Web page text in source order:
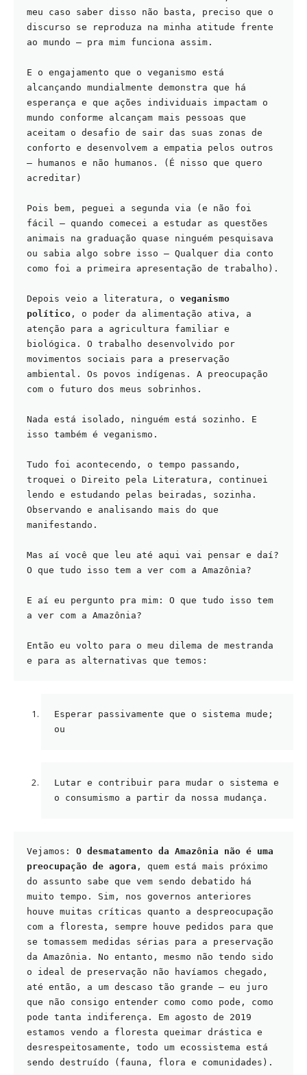
meu caso saber disso não basta, preciso que o
discurso se reproduza na minha atitude frente
ao mundo – pra mim funciona assim.
E o engajamento que o veganismo está
alcançando mundialmente demonstra que há
esperança e que ações individuais impactam o
mundo conforme alcançam mais pessoas que
aceitam o desafio de sair das suas zonas de
conforto e desenvolvem a empatia pelos outros
– humanos e não humanos. (É nisso que quero
acreditar)
Pois bem, peguei a segunda via (e não foi
fácil – quando comecei a estudar as questões
animais na graduação quase ninguém pesquisava
ou sabia algo sobre isso – Qualquer dia conto
como foi a primeira apresentação de trabalho).
Depois veio a literatura, o veganismo
político, o poder da alimentação ativa, a
atenção para a agricultura familiar e
biológica. O trabalho desenvolvido por
movimentos sociais para a preservação
ambiental. Os povos indígenas. A preocupação
com o futuro dos meus sobrinhos.
Nada está isolado, ninguém está sozinho. E
isso também é veganismo.
Tudo foi acontecendo, o tempo passando,
troquei o Direito pela Literatura, continuei
lendo e estudando pelas beiradas, sozinha.
Observando e analisando mais do que
manifestando.
Mas aí você que leu até aqui vai pensar e daí?
O que tudo isso tem a ver com a Amazônia?
E aí eu pergunto pra mim: O que tudo isso tem
a ver com a Amazônia?
Então eu volto para o meu dilema de mestranda
e para as alternativas que temos:
Esperar passivamente que o sistema mude;
ou
Lutar e contribuir para mudar o sistema e
o consumismo a partir da nossa mudança.
Vejamos:
O desmatamento da Amazônia não é uma
preocupação de agora , quem está mais próximo
do assunto sabe que vem sendo debatido há
muito tempo. Sim, nos governos anteriores
houve muitas críticas quanto a despreocupação
com a floresta, sempre houve pedidos para que
se tomassem medidas sérias para a preservação
da Amazônia. No entanto, mesmo não tendo sido
o ideal de preservação não havíamos chegado,
até então, a um descaso tão grande – eu juro
que não consigo entender como como pode, como
pode tanta indiferença. Em agosto de 2019
estamos vendo a floresta queimar drástica e
desrespeitosamente, todo um ecossistema está
sendo destruído (fauna, flora e comunidades).